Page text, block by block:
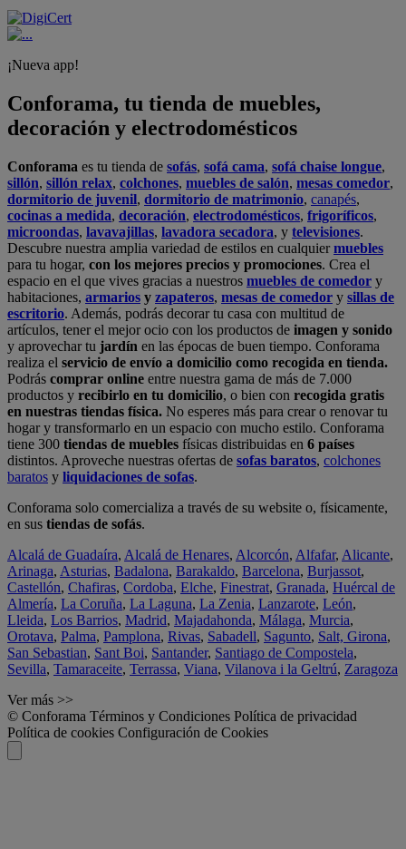
¡Nueva app!
Conforama, tu tienda de muebles,
decoración y electrodomésticos
Conforama es tu tienda de sofás, sofá cama, sofá chaise longue,
sillón, sillón relax, colchones, muebles de salón, mesas comedor,
dormitorio de juvenil, dormitorio de matrimonio, canapés,
cocinas a medida, decoración, electrodomésticos, frigoríficos,
microondas, lavavajillas, lavadora secadora, y televisiones.
Descubre nuestra amplia variedad de estilos en cualquiermuebles
para tu hogar, con los mejores precios y promociones. Crea el
espacio en el que vives gracias a nuestros muebles de comedor y
habitaciones, armarios y zapateros, mesas de comedor y sillas de
escritorio. Además, podrás decorar tu casa con multitud de
artículos, tener el mejor ocio con los productos de imagen y sonido
y aprovechar tu jardín en las épocas de buen tiempo. Conforama
realiza el servicio de envío a domicilio como recogida en tienda.
Podrás comprar online entre nuestra gama de más de 7.000
productos y recibirlo en tu domicilio, o bien con recogida gratis
en nuestras tiendas física. No esperes más para crear o renovar tu
hogar y transformarlo en un espacio con mucho estilo. Conforama
tiene 300 tiendas de muebles físicas distribuidas en 6 países
distintos. Aproveche nuestras ofertas de sofas baratos, colchones
baratos y liquidaciones de sofas.
Conforama solo comercializa a través de su website o, físicamente,
en sus tiendas de sofás.
Alcalá de Guadaíra, Alcalá de Henares, Alcorcón, Alfafar, Alicante,
Arinaga, Asturias, Badalona, Barakaldo, Barcelona, Burjassot,
Castellón, Chafiras, Cordoba, Elche, Finestrat, Granada, Huércal de
Almería, La Coruña, La Laguna, La Zenia, Lanzarote, León,
Lleida, Los Barrios, Madrid, Majadahonda, Málaga, Murcia,
Orotava, Palma, Pamplona, Rivas, Sabadell, Sagunto, Salt, Girona,
San Sebastian, Sant Boi, Santander, Santiago de Compostela,
Sevilla, Tamaraceite, Terrassa, Viana, Vilanova i la Geltrú, Zaragoza
Ver más >>
© Conforama Términos y Condiciones Política de privacidad
Política de cookies Configuración de Cookies